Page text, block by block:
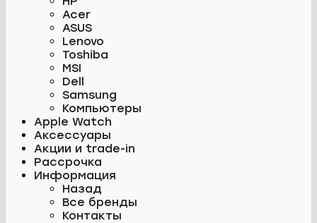
Acer
ASUS
Lenovo
Toshiba
MSI
Dell
Samsung
Компьютеры
Apple Watch
Аксессуары
Акции и trade-in
Рассрочка
Информация
Назад
Все бренды
Контакты